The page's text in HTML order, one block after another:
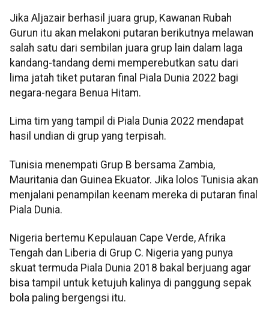
Jika Aljazair berhasil juara grup, Kawanan Rubah
Gurun itu akan melakoni putaran berikutnya melawan
salah satu dari sembilan juara grup lain dalam laga
kandang-tandang demi memperebutkan satu dari
lima jatah tiket putaran final Piala Dunia 2022 bagi
negara-negara Benua Hitam.
Lima tim yang tampil di Piala Dunia 2022 mendapat
hasil undian di grup yang terpisah.
Tunisia menempati Grup B bersama Zambia,
Mauritania dan Guinea Ekuator. Jika lolos Tunisia akan
menjalani penampilan keenam mereka di putaran final
Piala Dunia.
Nigeria bertemu Kepulauan Cape Verde, Afrika
Tengah dan Liberia di Grup C. Nigeria yang punya
skuat termuda Piala Dunia 2018 bakal berjuang agar
bisa tampil untuk ketujuh kalinya di panggung sepak
bola paling bergengsi itu.